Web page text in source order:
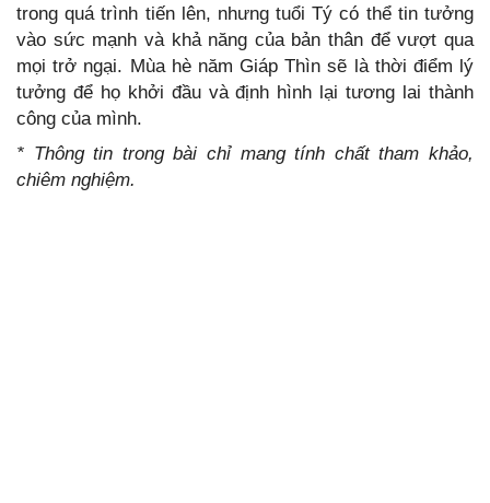
trong quá trình tiến lên, nhưng tuổi Tý có thể tin tưởng
vào sức mạnh và khả năng của bản thân để vượt qua
mọi trở ngại. Mùa hè năm Giáp Thìn sẽ là thời điểm lý
tưởng để họ khởi đầu và định hình lại tương lai thành
công của mình.
* Thông tin trong bài chỉ mang tính chất tham khảo,
chiêm nghiệm.